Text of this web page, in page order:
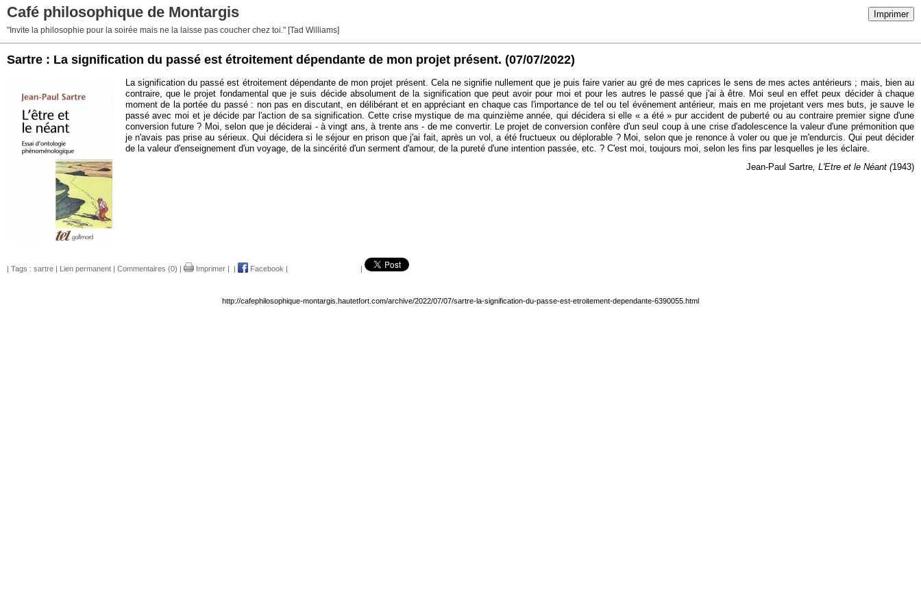
Imprimer
Café philosophique de Montargis
"Invite la philosophie pour la soirée mais ne la laisse pas coucher chez toi." [Tad Williams]
Sartre : La signification du passé est étroitement dépendante de mon projet présent. (07/07/2022)
La signification du passé est étroitement dépendante de mon projet présent. Cela ne signifie nullement que je puis faire varier au gré de mes caprices le sens de mes actes antérieurs ; mais, bien au
contraire, que le projet fondamental que je suis décide absolument de la signification que peut avoir pour moi et pour les autres le passé que j'ai à être. Moi seul en effet peux décider à chaque
moment de la portée du passé : non pas en discutant, en délibérant et en appréciant en chaque cas l'importance de tel ou tel événement antérieur, mais en me projetant vers mes buts, je sauve le
passé avec moi et je décide par l'action de sa signification. Cette crise mystique de ma quinzième année, qui décidera si elle « a été » pur accident de puberté ou au contraire premier signe d'une
conversion future ? Moi, selon que je déciderai - à vingt ans, à trente ans - de me convertir. Le projet de conversion confère d'un seul coup à une crise d'adolescence la valeur d'une prémonition que
je n'avais pas prise au sérieux. Qui décidera si le séjour en prison que j'ai fait, après un vol, a été fructueux ou déplorable ? Moi, selon que je renonce à voler ou que je m'endurcis. Qui peut décider
de la valeur d'enseignement d'un voyage, de la sincérité d'un serment d'amour, de la pureté d'une intention passée, etc. ? C'est moi, toujours moi, selon les fins par lesquelles je les éclaire.
Jean-Paul Sartre, L'Etre et le Néant (1943)
| Tags : sartre | Lien permanent | Commentaires (0) | Imprimer | | Facebook | |
http://cafephilosophique-montargis.hautetfort.com/archive/2022/07/07/sartre-la-signification-du-passe-est-etroitement-dependante-6390055.html